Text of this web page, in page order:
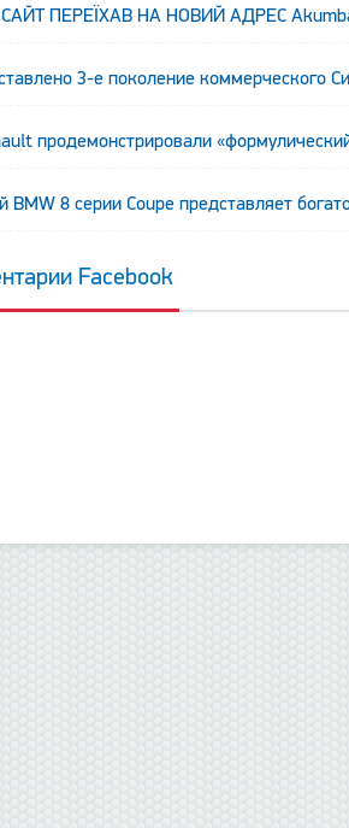
ПЕРЕЇХАВ НА НОВИЙ АДРЕС
3-е поколение коммерческого
продемонстрировали
BMW 8 серии Coupe представляет
Facebook